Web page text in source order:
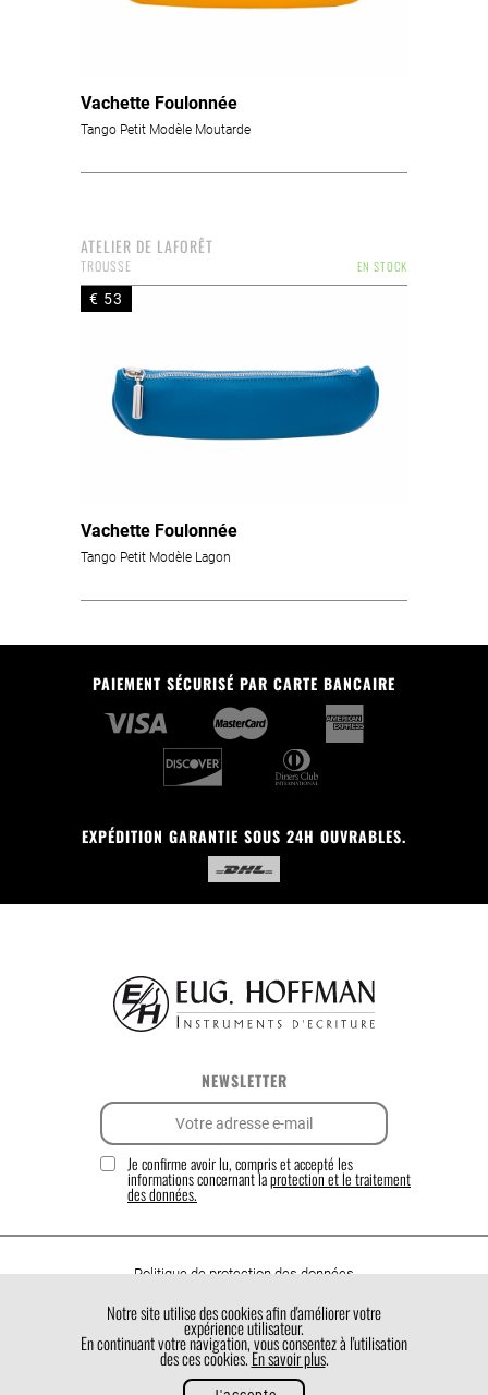
Vachette Foulonnée
Tango Petit Modèle Moutarde
ATELIER DE LAFORÊT
EN STOCK
TROUSSE
€ 53
Vachette Foulonnée
Tango Petit Modèle Lagon
PAIEMENT SÉCURISÉ PAR CARTE BANCAIRE
EXPÉDITION GARANTIE SOUS 24H OUVRABLES.
NEWSLETTER
Je confirme avoir lu, compris et accepté les
informations concernant laprotection et le traitement
des données.
Politique de protection des données
Politique de cookies
Conditions générales de vente
Notre site utilise des cookies afin d'améliorer votre
expérience utilisateur.
En continuant votre navigation, vous consentez à l'utilisation
des ces cookies.En savoir plus.